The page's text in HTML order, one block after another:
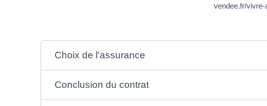
vendee.fr/
Choix de l'assurance
Conclusion du contrat